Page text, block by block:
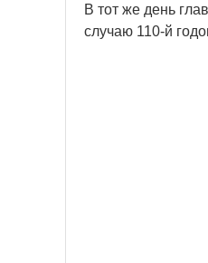
В тот же день
случаю 110-й